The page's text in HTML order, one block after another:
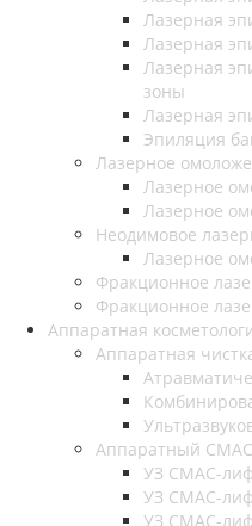
Лазерная
Лазерная
Лазерная
зоны
Лазерная
Эпиляция
Лазерное
Лазерное
Лазерное
Неодимовое
Лазерное
Фракционное
Фракционное
Аппаратная
Аппаратная
Аппаратный
УЗ СМАС-
УЗ СМАС-
УЗ СМАС-